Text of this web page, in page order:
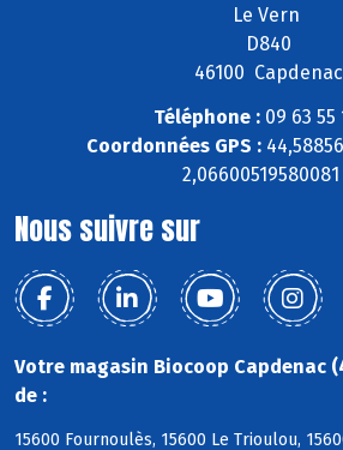
Le Vern
D840
46100 Capdenac
Téléphone : 09 63 55
Coordonnées GPS :
2,06600519580081
Nous suivre sur
Votre magasin Biocoop Capdenac
de :
15600 Fournoulès, 15600 Le Trioulou,